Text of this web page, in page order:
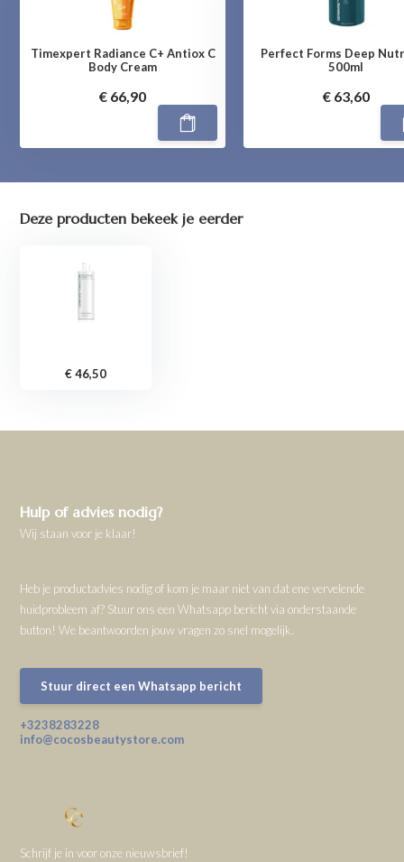
Timexpert Radiance C+ Antiox C
Body Cream
€ 66,90
Perfect Forms Deep
500ml
€ 63,60
Deze producten bekeek je eerder
€ 46,50
Hulp of advies nodig?
Wij staan voor je klaar!
Heb je productadvies nodig of kom je maar niet van dat ene vervelende
huidprobleem af? Stuur ons een Whatsapp bericht via onderstaande
button! We beantwoorden jouw vragen zo snel mogelijk.
Stuur direct een Whatsapp bericht
+3238283228
info@cocosbeautystore.com
Schrijf je in voor onze nieuwsbrief!